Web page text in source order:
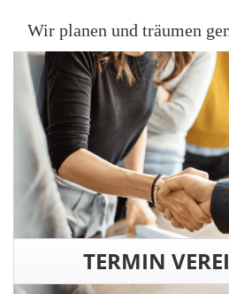
Wir planen und träumen
TERMIN